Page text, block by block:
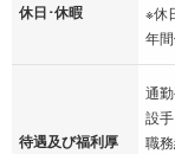
休日･休暇
※休
年
待遇及び福利厚
通
設
職